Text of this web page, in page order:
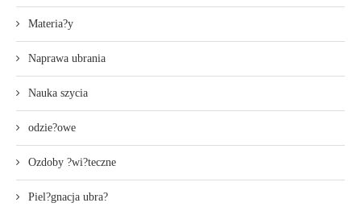
Materia?y
Naprawa ubrania
Nauka szycia
odzie?owe
Ozdoby ?wi?teczne
Piel?gnacja ubra?